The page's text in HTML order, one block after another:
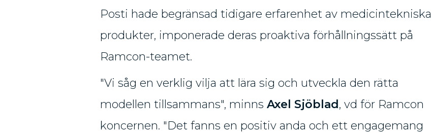
Posti hade begränsad tidigare erfarenhet av medicintekniska
produkter, imponerade deras proaktiva förhållningssätt på
Ramcon-teamet.
"Vi såg en verklig vilja att lära sig och utveckla den rätta
modellen tillsammans", minns Axel Sjöblad, vd för Ramcon
koncernen. "Det fanns en positiv anda och ett engagemang